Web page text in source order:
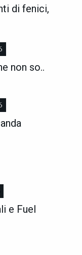
di fenici,
non so..
e Fuel